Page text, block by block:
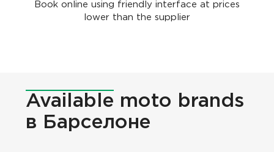
Book online using friendly interface at prices
lower than the supplier
Available moto brands
в Барселоне